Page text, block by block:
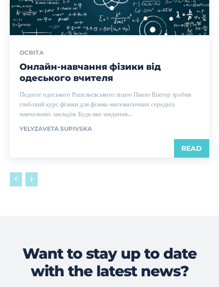
ОСВІТА
Онлайн-навчання фізики від
одеського вчителя
Педагог одеського Рішельєвського ліцею Павло Віктор зробив
глибокий курс фізики для фізико-математичних середніх
навчальних закладів. Будь-яке завдання...
YELYZAVETA SUPIVSKA
READ
Want to stay up to date
with the latest news?